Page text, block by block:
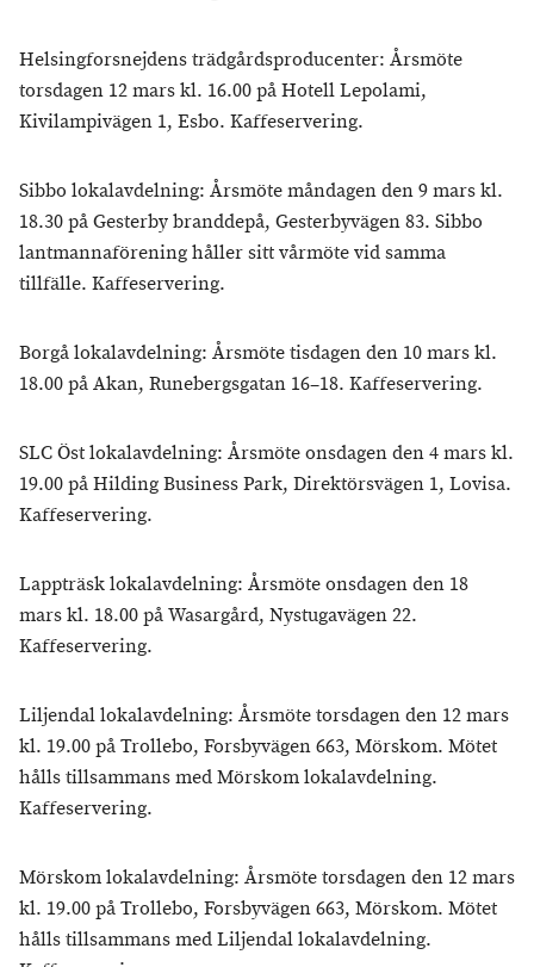
Helsingforsnejdens trädgårdsproducenter: Årsmöte
torsdagen 12 mars kl. 16.00 på Hotell Lepolami,
Kivilampivägen 1, Esbo. Kaffeservering.
Sibbo lokalavdelning: Årsmöte måndagen den 9 mars kl.
18.30 på Gesterby branddepå, Gesterbyvägen 83. Sibbo
lantmannaförening håller sitt vårmöte vid samma
tillfälle. Kaffeservering.
Borgå lokalavdelning: Årsmöte tisdagen den 10 mars kl.
18.00 på Akan, Runebergsgatan 16–18. Kaffeservering.
SLC Öst lokalavdelning: Årsmöte onsdagen den 4 mars kl.
19.00 på Hilding Business Park, Direktörsvägen 1, Lovisa.
Kaffeservering.
Lappträsk lokalavdelning: Årsmöte onsdagen den 18
mars kl. 18.00 på Wasargård, Nystugavägen 22.
Kaffeservering.
Liljendal lokalavdelning: Årsmöte torsdagen den 12 mars
kl. 19.00 på Trollebo, Forsbyvägen 663, Mörskom. Mötet
hålls tillsammans med Mörskom lokalavdelning.
Kaffeservering.
Mörskom lokalavdelning: Årsmöte torsdagen den 12 mars
kl. 19.00 på Trollebo, Forsbyvägen 663, Mörskom. Mötet
hålls tillsammans med Liljendal lokalavdelning.